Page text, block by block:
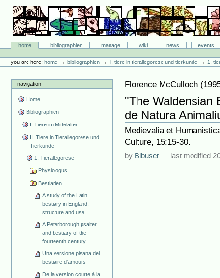
content.
navigation
Bibliographie-Portal
Sectionshome bibliographien manage wiki news
events
tools
you are here: home →bibliographien →ii. tiere in tierallegorese und tierkunde →1.
navigation
Home
Bibliographien
I. Tiere im Mittelalter
II. Tiere in Tierallegorese und
Tierkunde
1. Tierallegorese
Physiologus
Bestiarien
A study of the Latin
bestiary in England:
structure and use
A Peterborough psalter
and bestiary of the
fourteenth century
Una versione pisana del
bestiaire d'amours
De la version courte à la
Florence McCulloch (
"The Waldensian
de Natura
Medievalia et
Culture, 15:15-30.
by Bibuser — last modified